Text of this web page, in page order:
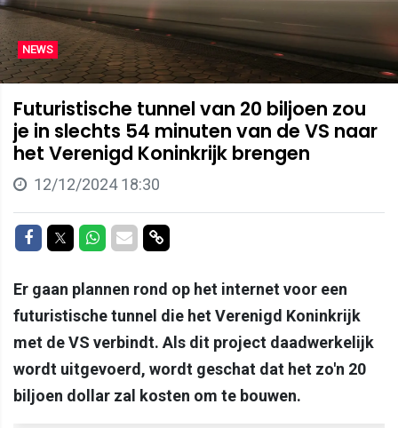
NEWS
Futuristische tunnel van 20 biljoen zou
je in slechts 54 minuten van de VS naar
het Verenigd Koninkrijk brengen
12/12/2024 18:30
Delen op Facebook
Delen op Twitter
Delen op Whatsapp
Delen via Mail
Delen via link
Er gaan plannen rond op het internet voor een
futuristische tunnel die het Verenigd Koninkrijk
met de VS verbindt. Als dit project daadwerkelijk
wordt uitgevoerd, wordt geschat dat het zo'n 20
biljoen dollar zal kosten om te bouwen.